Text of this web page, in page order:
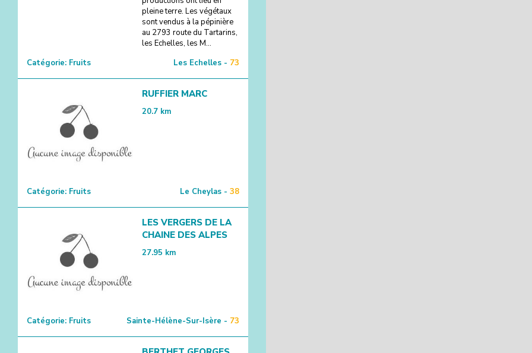
pleine terre. Les végétaux
sont vendus à la pépinière
au 2793 route du Tartarins,
les Echelles, les M...
Catégorie: Fruits Les Echelles - 73
RUFFIER MARC
20.7 km
Catégorie: Fruits Le Cheylas - 38
LES VERGERS DE LA
CHAINE DES ALPES
27.95 km
Catégorie: Fruits Sainte-Hélène-Sur-Isère - 73